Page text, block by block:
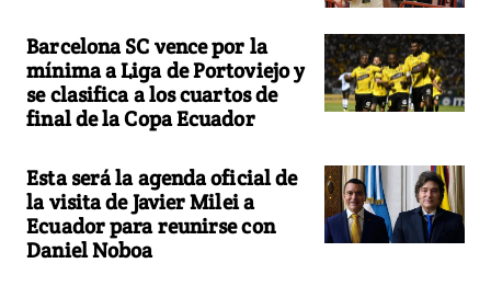
Barcelona SC vence por la
mínima a Liga de Portoviejo y
se clasifica a los cuartos de
final de la Copa Ecuador
Esta será la agenda oficial de
la visita de Javier Milei a
Ecuador para reunirse con
Daniel Noboa